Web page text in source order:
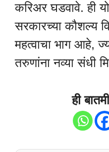
करिअर घडवावे. ही
सरकारच्या कौशल्य
महत्वाचा भाग आहे,
तरुणांना नव्या संधी
ही